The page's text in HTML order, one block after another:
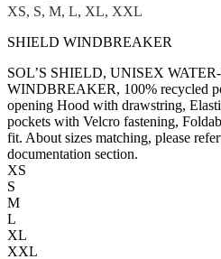
XS, S, M, L, XL, XXL
SHIELD WINDBREAKER
SOL’S SHIELD, UNISEX
WINDBREAKER, 100% recycled
opening Hood with drawstring,
pockets with Velcro fastening,
fit. About sizes matching, please
documentation section.
XS
S
M
L
XL
XXL